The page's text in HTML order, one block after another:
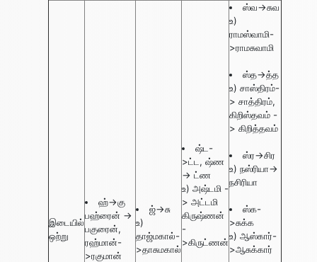
இடையில்
ஒற்று
ஹ்->கு
பஹ்ரைன் ->
பகுரைன்,
ரஹ்மான்-
>ரகுமான்
ஜ்->சு
உ)
தாஜ்மகால்-
>தாசுமகால்
ஷ்ட-
>ட்ட, ஷ்ண
-> ட்ண
உ) அஷ்டமி -
> அட்டமி
கிருஷ்ணன்
-
>கிருட்ணன்
ஸ்வ->சுவ
உ)
ராமஸ்வாமி-
>ராமசுவாமி
ஸ்த->த்த
உ) சாஸ்திரம்-
> சாத்திரம்,
கிறிஸ்தவம் -
> கிறித்தவம்
ஸ்⁠ர->சிர
உ) நஸ்ரியா->
நசிரியா
ஸ்க-
>சுக்க
உ) ஆஸ்கார்-
>ஆசுக்கார்